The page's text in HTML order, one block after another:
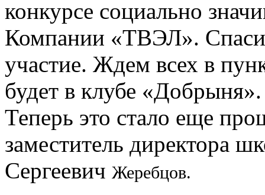
конкурсе социально
Компании «ТВЭЛ».
участие. Ждем всех в
будет в клубе
Теперь это стало еще
заместитель директора
Сергеевич Жеребцов.